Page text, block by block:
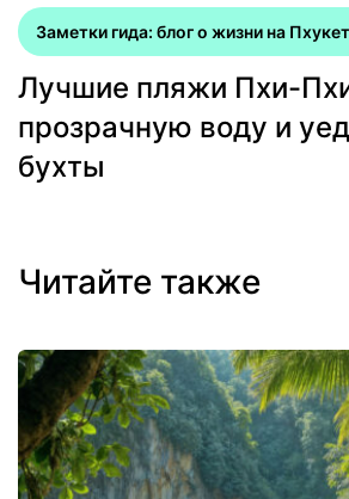
Заметки гида: блог о жизни на
Лучшие пляжи Пхи-
прозрачную воду и
бухты
Читайте также